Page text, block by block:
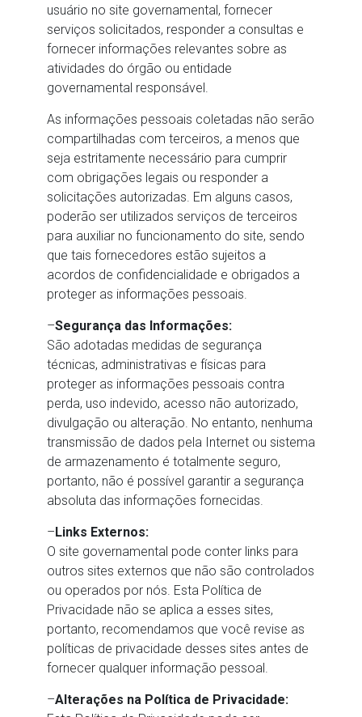
usuário no site governamental, fornecer
serviços solicitados, responder a consultas e
fornecer informações relevantes sobre as
atividades do órgão ou entidade
governamental responsável.
As informações pessoais coletadas não serão
compartilhadas com terceiros, a menos que
seja estritamente necessário para cumprir
com obrigações legais ou responder a
solicitações autorizadas. Em alguns casos,
poderão ser utilizados serviços de terceiros
para auxiliar no funcionamento do site, sendo
que tais fornecedores estão sujeitos a
acordos de confidencialidade e obrigados a
proteger as informações pessoais.
–Segurança das Informações:
São adotadas medidas de segurança
técnicas, administrativas e físicas para
proteger as informações pessoais contra
perda, uso indevido, acesso não autorizado,
divulgação ou alteração. No entanto, nenhuma
transmissão de dados pela Internet ou sistema
de armazenamento é totalmente seguro,
portanto, não é possível garantir a segurança
absoluta das informações fornecidas.
–Links Externos:
O site governamental pode conter links para
outros sites externos que não são controlados
ou operados por nós. Esta Política de
Privacidade não se aplica a esses sites,
portanto, recomendamos que você revise as
políticas de privacidade desses sites antes de
fornecer qualquer informação pessoal.
–Alterações na Política de Privacidade: